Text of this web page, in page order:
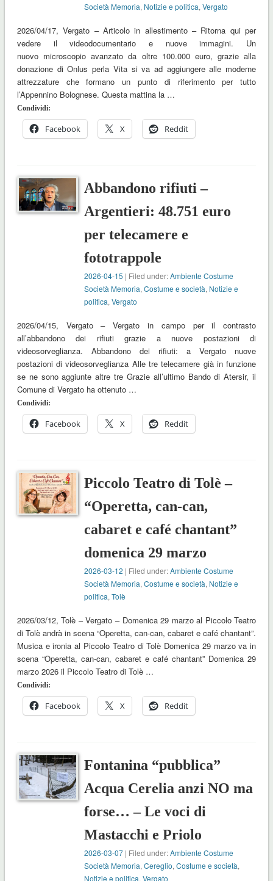
Società Memoria, Notizie e politica,Vergato
2026/04/17, Vergato – Articolo in allestimento – Ritorna qui per
vedere il videodocumentario e nuove immagini. Un
nuovo microscopio avanzato da oltre 100.000 euro, grazie alla
donazione di Onlus perla Vita si va ad aggiungere alle moderne
attrezzature che formano un punto di riferimento per tutto
l’Appennino Bolognese. Questa mattina la …
Condividi:
Facebook X Reddit
Abbandono rifiuti –
Argentieri: 48.751 euro
per telecamere e
fototrappole
2026-04-15 | Filed under:Ambiente Costume
Società Memoria,Costume e società, Notizie e
politica,Vergato
2026/04/15, Vergato – Vergato in campo per il contrasto
all’abbandono dei rifiuti grazie a nuove postazioni di
videosorveglianza. Abbandono dei rifiuti: a Vergato nuove
postazioni di videosorveglianza Alle tre telecamere già in funzione
se ne sono aggiunte altre tre Grazie all’ultimo Bando di Atersir, il
Comune di Vergato ha ottenuto …
Condividi:
Facebook X Reddit
Piccolo Teatro di Tolè –
“Operetta, can-can,
cabaret e café chantant”
domenica 29 marzo
2026-03-12 | Filed under:Ambiente Costume
Società Memoria,Costume e società, Notizie e
politica,Tolè
2026/03/12, Tolè – Vergato – Domenica 29 marzo al Piccolo Teatro
di Tolè andrà in scena “Operetta, can-can, cabaret e café chantant”.
Musica e ironia al Piccolo Teatro di Tolè Domenica 29 marzo va in
scena “Operetta, can-can, cabaret e café chantant” Domenica 29
marzo 2026 il Piccolo Teatro di Tolè …
Condividi:
Facebook X Reddit
Fontanina “pubblica”
Acqua Cerelia anzi NO ma
forse… – Le voci di
Mastacchi e Priolo
2026-03-07 | Filed under:Ambiente Costume
Società Memoria,Cereglio,Costume e società,
Notizie e politica,Vergato